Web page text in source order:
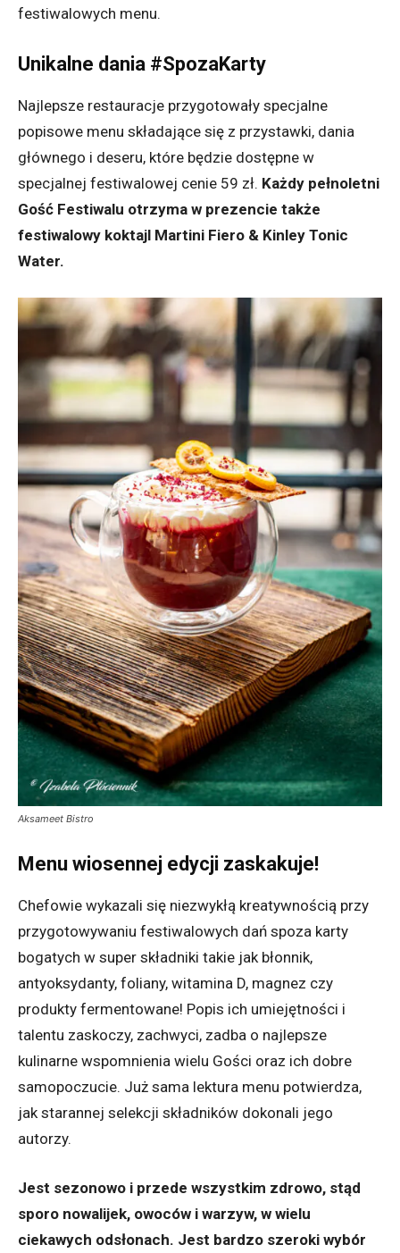
festiwalowych menu.
Unikalne dania #SpozaKarty
Najlepsze restauracje przygotowały specjalne
popisowe menu składające się z przystawki, dania
głównego i deseru, które będzie dostępne w
specjalnej festiwalowej cenie 59 zł. Każdy pełnoletni
Gość Festiwalu otrzyma w prezencie także
festiwalowy koktajl Martini Fiero & Kinley Tonic
Water.
Aksameet Bistro
Menu wiosennej edycji zaskakuje!
Chefowie wykazali się niezwykłą kreatywnością przy
przygotowywaniu festiwalowych dań spoza karty
bogatych w super składniki takie jak błonnik,
antyoksydanty, foliany, witamina D, magnez czy
produkty fermentowane! Popis ich umiejętności i
talentu zaskoczy, zachwyci, zadba o najlepsze
kulinarne wspomnienia wielu Gości oraz ich dobre
samopoczucie. Już sama lektura menu potwierdza,
jak starannej selekcji składników dokonali jego
autorzy.
Jest sezonowo i przede wszystkim zdrowo, stąd
sporo nowalijek, owoców i warzyw, w wielu
ciekawych odsłonach. Jest bardzo szeroki wybór